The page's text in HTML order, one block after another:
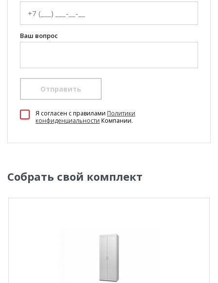
Ваш вопрос
Отправить
Я согласен c правилами Политики
конфиденциальности Компании.
Собрать свой комплект